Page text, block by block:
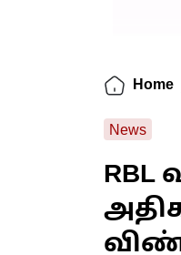
Home
News